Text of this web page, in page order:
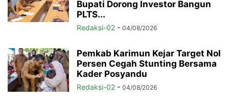
Bupati Dorong Investor Bangun
PLTS...
Redaksi-02 - 04/08/2026
Pemkab Karimun Kejar Target Nol
Persen Cegah Stunting Bersama
Kader Posyandu
Redaksi-02 - 04/08/2026